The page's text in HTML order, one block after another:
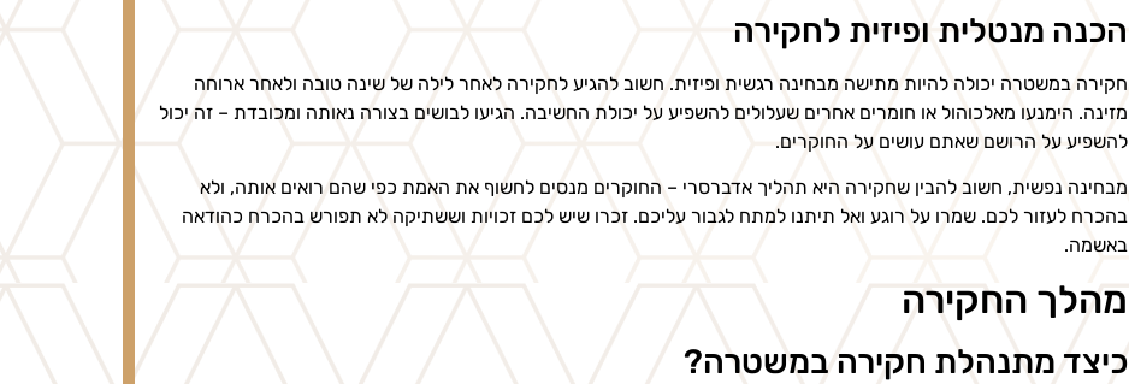
הכנה מנטלית ופיזית לחקירה
חקירה במשטרה יכולה להיות מתישה מבחינה רגשית ופיזית. חשוב להגיע לחקירה לאחר לילה של שינה טובה ולאחר ארוחה
מזינה. הימנעו מאלכוהול או חומרים אחרים שעלולים להשפיע על יכולת החשיבה. הגיעו לבושים בצורה נאותה ומכובדת – זה יכול
להשפיע על הרושם שאתם עושים על החוקרים.
מבחינה נפשית, חשוב להבין שחקירה היא תהליך אדברסרי – החוקרים מנסים לחשוף את האמת כפי שהם רואים אותה, ולא
בהכרח לעזור לכם. שמרו על רוגע ואל תיתנו למתח לגבור עליכם. זכרו שיש לכם זכויות וששתיקה לא תפורש בהכרח כהודאה
באשמה.
מהלך החקירה
כיצד מתנהלת חקירה במשטרה?